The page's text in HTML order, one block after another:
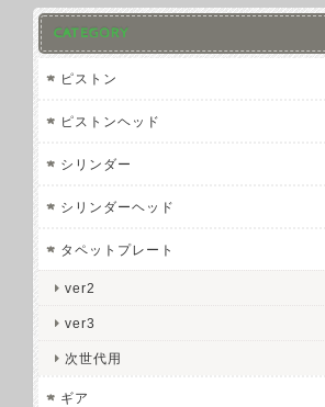
CATEGORY
ピストン
ピストンヘッド
シリンダー
シリンダーヘッド
タペットプレート
ver2
ver3
次世代用
ギア